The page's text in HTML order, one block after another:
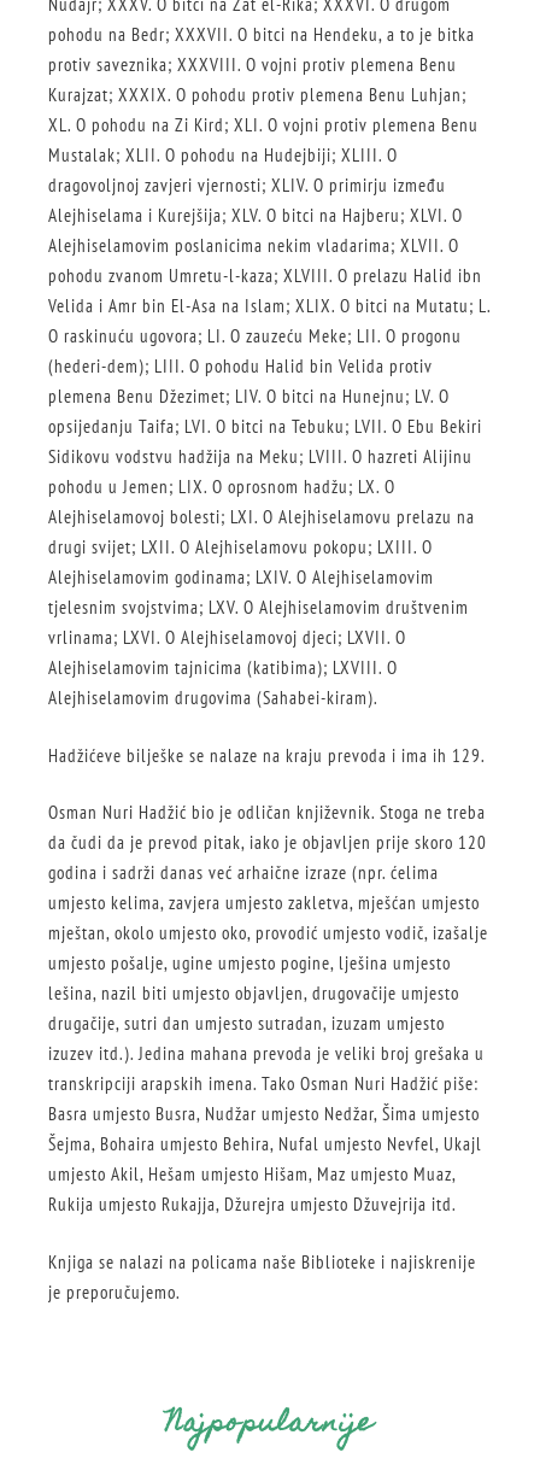
Nudajr; XXXV. O bitci na Zat el-Rika; XXXVI. O drugom
pohodu na Bedr; XXXVII. O bitci na Hendeku, a to je bitka
protiv saveznika; XXXVIII. O vojni protiv plemena Benu
Kurajzat; XXXIX. O pohodu protiv plemena Benu Luhjan;
XL. O pohodu na Zi Kird; XLI. O vojni protiv plemena Benu
Mustalak; XLII. O pohodu na Hudejbiji; XLIII. O
dragovoljnoj zavjeri vjernosti; XLIV. O primirju između
Alejhiselama i Kurejšija; XLV. O bitci na Hajberu; XLVI. O
Alejhiselamovim poslanicima nekim vladarima; XLVII. O
pohodu zvanom Umretu-l-kaza; XLVIII. O prelazu Halid ibn
Velida i Amr bin El-Asa na Islam; XLIX. O bitci na Mutatu; L.
O raskinuću ugovora; LI. O zauzeću Meke; LII. O progonu
(hederi-dem); LIII. O pohodu Halid bin Velida protiv
plemena Benu Džezimet; LIV. O bitci na Hunejnu; LV. O
opsijedanju Taifa; LVI. O bitci na Tebuku; LVII. O Ebu Bekiri
Sidikovu vodstvu hadžija na Meku; LVIII. O hazreti Alijinu
pohodu u Jemen; LIX. O oprosnom hadžu; LX. O
Alejhiselamovoj bolesti; LXI. O Alejhiselamovu prelazu na
drugi svijet; LXII. O Alejhiselamovu pokopu; LXIII. O
Alejhiselamovim godinama; LXIV. O Alejhiselamovim
tjelesnim svojstvima; LXV. O Alejhiselamovim društvenim
vrlinama; LXVI. O Alejhiselamovoj djeci; LXVII. O
Alejhiselamovim tajnicima (katibima); LXVIII. O
Alejhiselamovim drugovima (Sahabei-kiram).
Hadžićeve bilješke se nalaze na kraju prevoda i ima ih 129.
Osman Nuri Hadžić bio je odličan književnik. Stoga ne treba
da čudi da je prevod pitak, iako je objavljen prije skoro 120
godina i sadrži danas već arhaične izraze (npr. ćelima
umjesto kelima, zavjera umjesto zakletva, mješćan umjesto
mještan, okolo umjesto oko, provodić umjesto vodič, izašalje
umjesto pošalje, ugine umjesto pogine, lješina umjesto
lešina, nazil biti umjesto objavljen, drugovačije umjesto
drugačije, sutri dan umjesto sutradan, izuzam umjesto
izuzev itd.). Jedina mahana prevoda je veliki broj grešaka u
transkripciji arapskih imena. Tako Osman Nuri Hadžić piše:
Basra umjesto Busra, Nudžar umjesto Nedžar, Šima umjesto
Šejma, Bohaira umjesto Behira, Nufal umjesto Nevfel, Ukajl
umjesto Akil, Hešam umjesto Hišam, Maz umjesto Muaz,
Rukija umjesto Rukajja, Džurejra umjesto Džuvejrija itd.
Knjiga se nalazi na policama naše Biblioteke i najiskrenije
je preporučujemo.
Najpopularnije